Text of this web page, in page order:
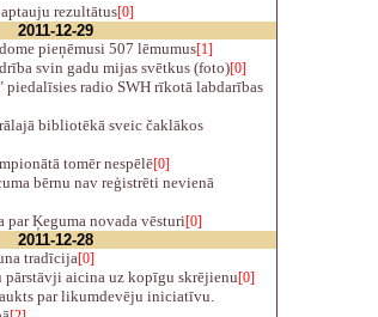
rezultātus[0]
2011-12-29
pieņēmusi 507 lēmumus[1]
svin gadu mijas svētkus (foto)[0]
piedalīsies radio SWH rīkotā labdarības
bibliotēkā sveic čaklākos
tomēr nespēlē[0]
bērnu nav reģistrēti nevienā
par Ķeguma novada vēsturi[0]
2011-12-28
tradīcija[0]
pārstāvji aicina uz kopīgu skrējienu[0]
par likumdevēju iniciatīvu.